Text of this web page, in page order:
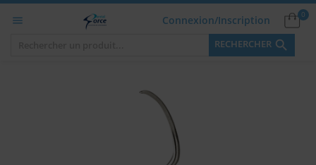
 0
Connexion/Inscription
RECHERCHER 